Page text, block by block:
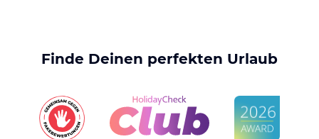
Finde Deinen perfekten Urlaub